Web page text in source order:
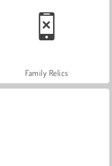
Family Relics